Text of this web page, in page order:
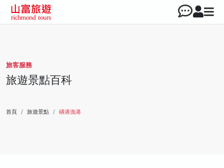
旅客服務
旅遊景點百科
首頁 旅遊景點 磺港漁港